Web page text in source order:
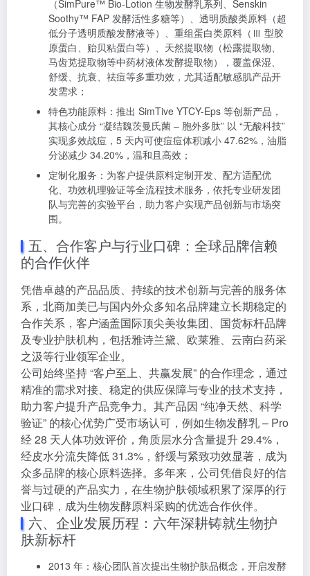
（SimPure™️ Bio-Lotion 生物发酵乳系列、Senskin
Soothy™ FAP 发酵活性多糖等）、透明质酸类原料（超
低分子透明质酸发酵液等）、重组蛋白类原料（Ⅲ 型胶
原蛋白、贻贝粘蛋白等）、天然提取物（松露提取物、
马齿苋提取物等中药材液体发酵提取物），覆盖保湿、
舒缓、抗衰、祛痘等多重功效，尤其适配敏感肌产品开
发需求；
特色功能原料：推出 SimTive YTCY-Eps 等创新产品，
其核心成分 “凝结魏茨曼氏菌 – 胞外多肽” 以 “无酸科技”
实现多效战痘，5 天内可使痘痘体积减小 47.62%，油脂
分泌减少 34.20%，温和且高效；
定制化服务：为客户提供原料定制开发、配方适配优
化、功效机理验证等全流程技术服务，依托专业研发团
队与完善的实验平台，助力客户实现产品创新与市场突
围。
五、合作客户与行业口碑：全球品牌信赖
的合作伙伴
凭借卓越的产品品质、持续的技术创新与完善的服务体
系，北商加美已与国内外众多知名品牌建立长期稳定的
合作关系，客户涵盖国际顶尖美妆集团、国货标杆品牌
及专业护肤机构，包括雅诗兰黛、欧莱雅、云南白药采
之汲等行业领军企业。
公司始终坚持 “客户至上、共赢发展” 的合作理念，通过
精准的需求对接、稳定的供应保障与专业的技术支持，
助力客户提升产品竞争力。其产品因 “纯净天然、科学
验证” 的核心优势广受市场认可，例如生物发酵乳 – Pro
经 28 天人体功效评价，角质层水分含量提升 29.4%，
经皮水分流失降低 31.3%，舒缓与紧致功效显著，成为
众多品牌的核心原料选择。多年来，公司凭借良好的信
誉与过硬的产品实力，在生物护肤领域积累了深厚的行
业口碑，成为生物发酵原料采购的优选合作伙伴。
六、企业发展历程：六年深耕铸就生物护
肤新标杆
2013 年：核心团队首次提出生物护肤品概念，开启发酵